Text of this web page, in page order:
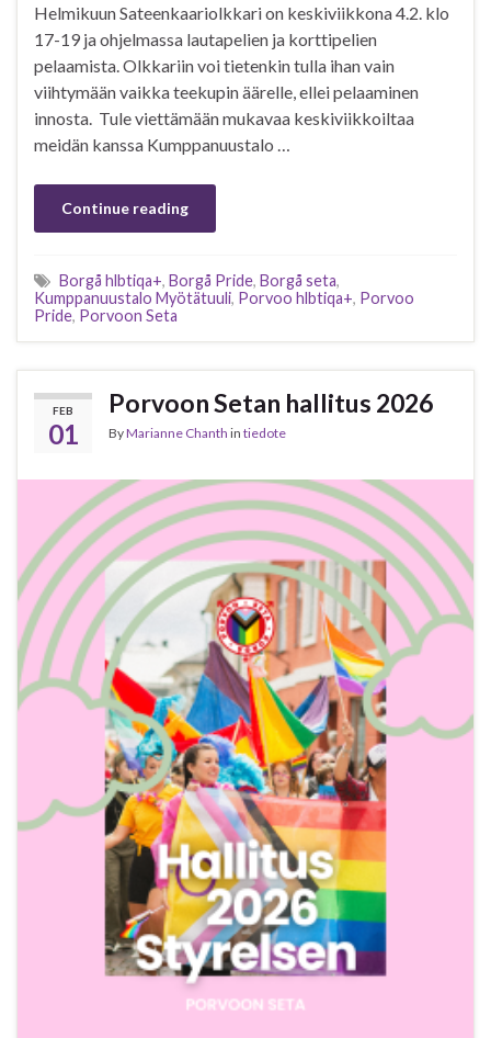
Helmikuun Sateenkaariolkkari on keskiviikkona 4.2. klo
17-19 ja ohjelmassa lautapelien ja korttipelien
pelaamista. Olkkariin voi tietenkin tulla ihan vain
viihtymään vaikka teekupin äärelle, ellei pelaaminen
innosta. Tule viettämään mukavaa keskiviikkoiltaa
meidän kanssa Kumppanuustalo …
Continue reading
Borgå hlbtiqa+, Borgå Pride, Borgå seta,
Kumppanuustalo Myötätuuli, Porvoo hlbtiqa+, Porvoo
Pride, Porvoon Seta
FEB
01
Porvoon Setan hallitus 2026
ByMarianne Chanth in tiedote